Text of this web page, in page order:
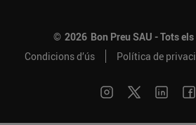
© 2026 Bon Preu SAU - Tots
Condicions d’ús
Política de